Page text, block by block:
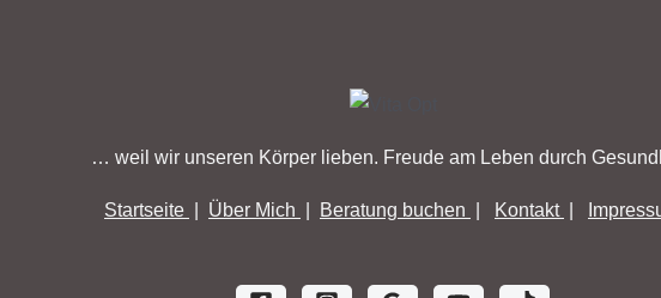
… weil wir unseren Körper lieben. Freude am Leben durch
Startseite Über Mich Beratung buchen Kontakt